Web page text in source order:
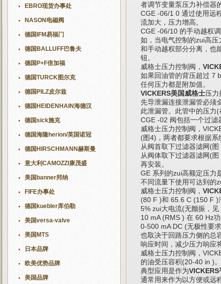
EBRO现货办事处
NASON电磁阀
德国IFM易福门
德国BALLUFF巴鲁夫
德国P+F倍加福
德国TURCK图尔克
德国PILZ皮尔兹
德国HEIDENHAIN海德汉
德国sick施克
德国海隆herion/英国诺冠
德国HIRSCHMANN赫斯曼
意大利CAMOZZI康茂盛
美国banner邦纳
FIFE办事处
德国kuebler库伯勒
美国versa-valve
美国MTS
日本品牌
欧美优势品牌
美国品牌
者调节变量泵压力补偿器
CGE -06/1 0 通过使用远
流加大，压力增高。
CGE -06/10 的手动越权
如，当电气控制的zui高
和手动越权部分分离，也
钮。
威格士压力控制阀，
如果回油管的背压超过 7
任何压力都是附加值。
VICKERS美国威格士压力
先导泄漏连接泄漏管必须
此泄漏管。此管中的压力
CGE -02 阀包括一个过滤
威格士压力控制阀，
(图4)，两者都要求根据
从阀首取下过滤器滤网(
从阀体取下过滤器滤网(
再安装。
GE 系列的zui高额定压力
不同流量下使用可达到的
威格士压力控制阀，
(80 F )和 65.6 C (150 F )
5% zui大电流(无颤振，
10 mA (RMS ) 在 60 Hz
0-500 mA DC (无极性要
也取决于回路压力侧的总
响应时间，减少压力响应
威格士压力控制阀，
的油受压容积(20-40 in )
典型应用是作为VICKERS
通常用来作为以方便或远